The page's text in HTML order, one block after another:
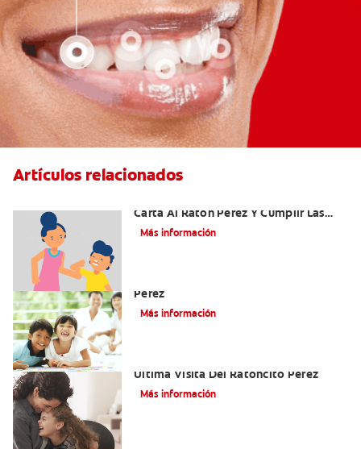
Artículos relacionados
Carta Al Ratón Pérez Y Cumplir Las
Fantasías De Su Hijo/A
Más información
Pérez
Más información
Última Visita Del Ratoncito Pérez
Más información